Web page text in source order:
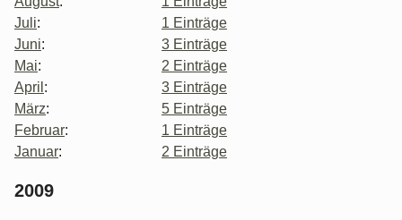
Juli:
1 Einträge
Juni:
3 Einträge
Mai:
2 Einträge
April :
3 Einträge
März:
5 Einträge
Februar:
1 Einträge
Januar: 2 Einträge
2009